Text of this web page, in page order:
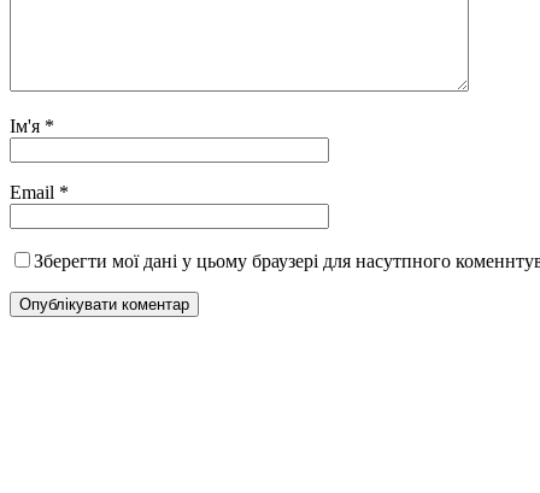
Ім'я *
Email *
Зберегти мої дані у цьому браузері для насутпного